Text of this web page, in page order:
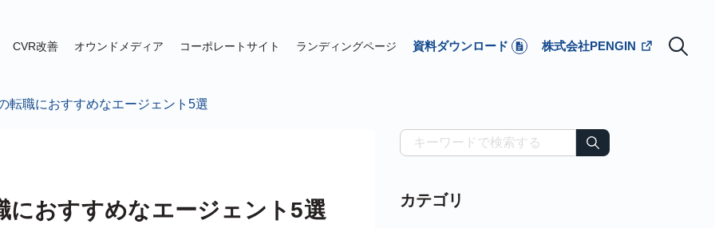
CVR改善 オウンドメディア コーポレートサイト ランディングページ 資料ダウンロード 株式会社PENGIN
転職におすすめなエージェント5選
におすすめなエージェント5選 カテゴリ